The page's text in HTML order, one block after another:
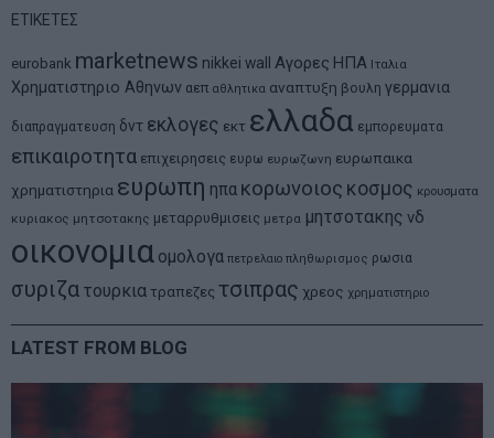
ΕΤΙΚΕΤΕΣ
eurobank marketnews nikkei wall Αγορες ΗΠΑ Ιταλια
Χρηματιστηριο Αθηνων αεπ αθλητικα αναπτυξη βουλη γερμανια
διαπραγματευση δντ εκλογες εκτ ελλαδα εμπορευματα
επικαιροτητα επιχειρησεις ευρω ευρωζωνη ευρωπαικα
χρηματιστηρια ευρωπη ηπα κορωνοιος κοσμος κρουσματα
κυριακος μητσοτακης μεταρρυθμισεις μετρα μητσοτακης νδ
οικονομια ομολογα πετρελαιο πληθωρισμος ρωσια
συριζα τουρκια τραπεζες τσιπρας χρεος χρηματιστηριο
LATEST FROM BLOG